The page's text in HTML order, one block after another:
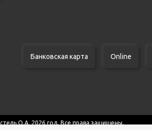
Банковская карта Online
О.А. 2026 год. Все права защищены.